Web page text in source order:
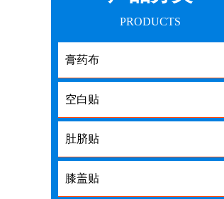
PRODUCTS
膏药布
空白贴
肚脐贴
膝盖贴